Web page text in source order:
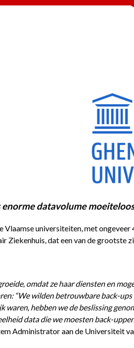
datavolume
Vlaamse universiteiten, met
dat een van de grootste
omdat ze haar diensten en
“We wilden betrouwbare back-
waren, hebben we de beslissing
data die we moesten back-
Administrator aan de Universiteit